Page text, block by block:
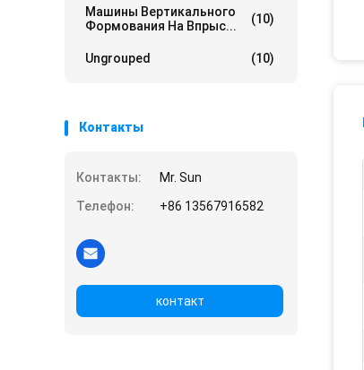
Машины Вертикального
Формования На Впрыс...
(10)
Ungrouped (10)
Контакты
Контакты:
Mr. Sun
Телефон:
+86 13567916582
контакт